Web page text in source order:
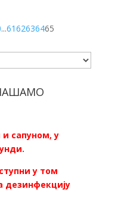
...6162636465
и сапуном, у
у том
дезинфекцију